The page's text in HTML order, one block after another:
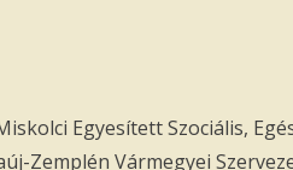
Egyesített Szociális,
Zemplén Vármegyei